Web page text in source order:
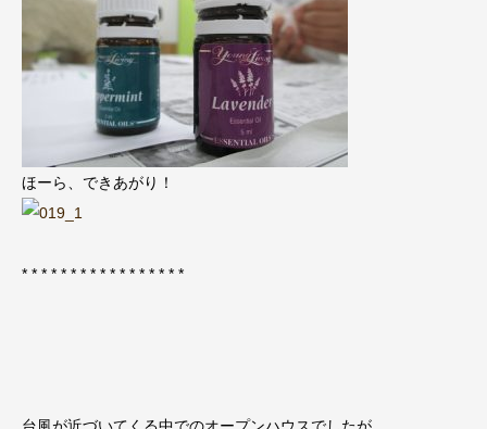
ほーら、できあがり！
* * * * * * * * * * * * * * * * *